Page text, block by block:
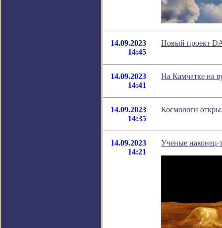
14.09.2023
14:45
Новый проект
14.09.2023
14:41
На Камчатке на
14.09.2023
14:35
Космологи
14.09.2023
14:21
Ученые наконец-